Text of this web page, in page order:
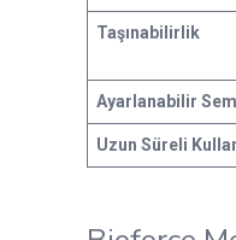
Taşınabilirlik
Ayarlanabilir
Uzun Süreli